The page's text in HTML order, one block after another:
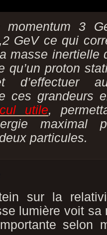
momentum 3
GeV ce qui
masse inertielle
qu’un proton
ces
utile,
maximal
particules.
sur la
lumière voit
selon